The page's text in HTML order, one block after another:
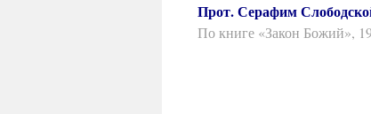
Прот. Серафим
По книге «Закон Божий»,